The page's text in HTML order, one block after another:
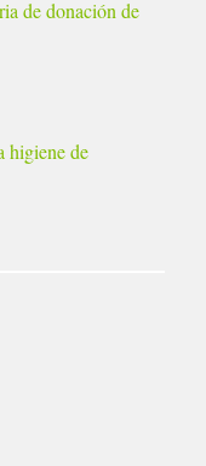
de donación de
higiene de